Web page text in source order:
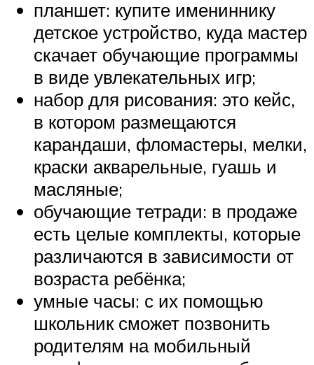
планшет: купите имениннику
детское устройство, куда мастер
скачает обучающие программы
в виде увлекательных игр;
набор для рисования: это кейс,
в котором размещаются
карандаши, фломастеры, мелки,
краски акварельные, гуашь и
масляные;
обучающие тетради: в продаже
есть целые комплекты, которые
различаются в зависимости от
возраста ребёнка;
умные часы: с их помощью
школьник сможет позвонить
родителям на мобильный